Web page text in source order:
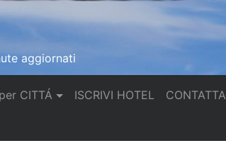
aggiornati
CITTÁ ISCRIVI HOTEL(current)